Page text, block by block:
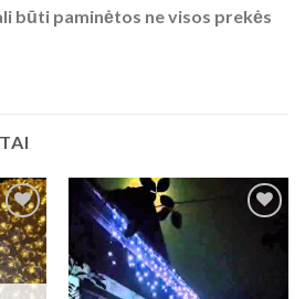
būti paminėtos ne visos prekės
to